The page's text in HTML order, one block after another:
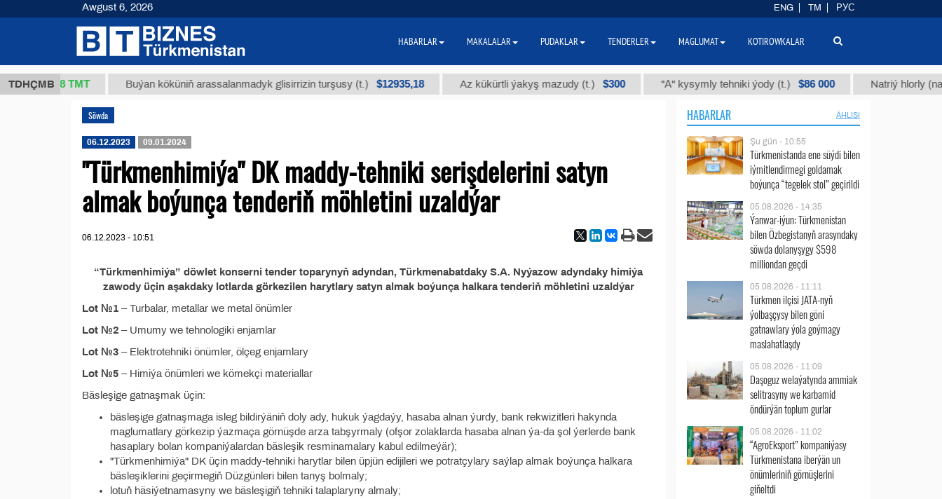
TDHÇMB
37,8 ТМТ Buýan köküniň arassalanmadyk glisirrizin turşusy (t.) $12935,18 Az kükürtli ýakyş mazudy (t.) $300 "А" kysymly tehniki ýody (t.) $86 000 Natriý hlorly (nahar
Söwda
06.12.2023 09.01.2024
"Türkmenhimiýa" DK maddy-tehniki serişdelerini satyn
almak boýunça tenderiň möhletini uzaldýar
06.12.2023 - 10:51
“Türkmenhimiýa” döwlet konserni tender toparynyň adyndan, Türkmenabatdaky S.A. Nyýazow adyndaky himiýa
zawody üçin aşakdaky lotlarda görkezilen harytlary satyn almak boýunça halkara tenderiň möhletini uzaldýar
Lot №1 – Turbalar, metallar we metal önümler
Lot №2 – Umumy we tehnologiki enjamlar
Lot №3 – Elektrotehniki önümler, ölçeg enjamlary
Lot №5 – Himiýa önümleri we kömekçi materiallar
Bäsleşige gatnaşmak üçin:
bäsleşige gatnaşmaga isleg bildirýäniň doly ady, hukuk ýagdaýy, hasaba alnan ýurdy, bank rekwizitleri hakynda
maglumatlary görkezip ýazmaça görnüşde arza tabşyrmaly (ofşor zolaklarda hasaba alnan ýa-da şol ýerlerde bank
hasaplary bolan kompaniýalardan bäsleşik resminamalary kabul edilmeýär);
"Türkmenhimiýa" DK üçin maddy-tehniki harytlar bilen üpjün edijileri we potratçylary saýlap almak boýunça halkara
bäsleşiklerini geçirmegiň Düzgünleri bilen tanyş bolmaly;
lotuň häsiýetnamasyny we bäsleşigiň tehniki talaplaryny almaly;
HABARLAR ÄHLISI
Şu gün - 10:55
Türkmenistanda ene süýdi bilen
iýmitlendirmegi goldamak
boýunça “tegelek stol” geçirildi
05.08.2026 - 14:35
Ýanwar-iýun: Türkmenistan
bilen Özbegistanyň arasyndaky
söwda dolanyşygy $598
milliondan geçdi
05.08.2026 - 11:11
Türkmen ilçisi JATA-nyň
ýolbaşçysy bilen göni
gatnawlary ýola goýmagy
maslahatlaşdy
05.08.2026 - 11:09
Daşoguz welaýatynda ammiak
selitrasyny we karbamid
öndürýän toplum gurlar
05.08.2026 - 11:02
“AgroEksport” kompaniýasy
Türkmenistana iberýän un
önümleriniň görnüşlerini
giňeltdi
Awgust 6, 2026 ENG TM РУС
HABARLAR MAKALALAR PUDAKLAR TENDERLER MAGLUMAT KOTIROWKALAR